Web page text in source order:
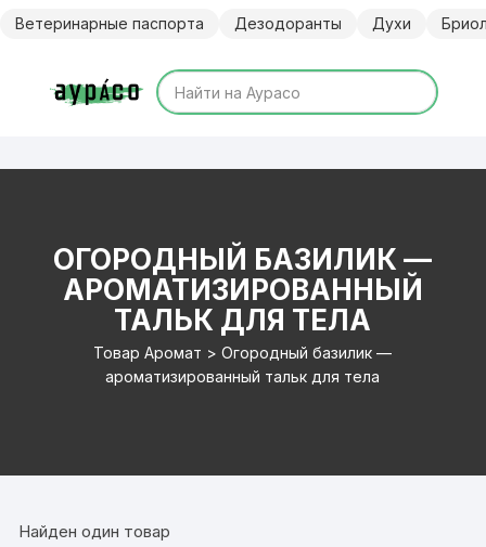
Ветеринарные паспорта Дезодоранты Духи
ОГОРОДНЫЙ БАЗИЛИК —
АРОМАТИЗИРОВАННЫЙ
ТАЛЬК ДЛЯ ТЕЛА
Товар Аромат > Огородный базилик —
ароматизированный тальк для тела
Найден один товар